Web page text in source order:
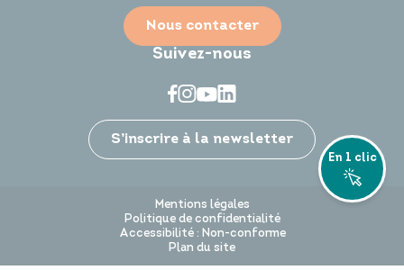
Je participe
Nous contacter
Suivez-nous
S’inscrire à la newsletter
Mentions légales
Politique de confidentialité
Accessibilité : Non-conforme
Plan du site
En 1 clic